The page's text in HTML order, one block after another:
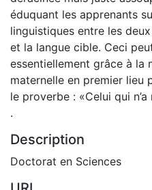
éduquant les apprenants
linguistiques entre les
et la langue cible. Ceci
essentiellement grâce à la
maternelle en premier lieu
le proverbe : «Celui qui
.
Description
Doctorat en Sciences